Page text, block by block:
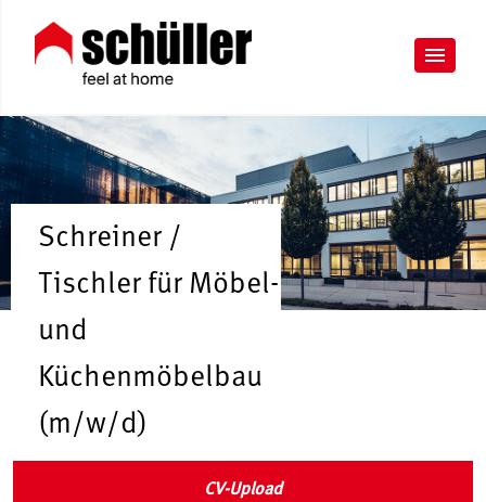
Schreiner /
Tischler für Möbel-
und
Küchenmöbelbau
(m/w/d)
CV-Upload